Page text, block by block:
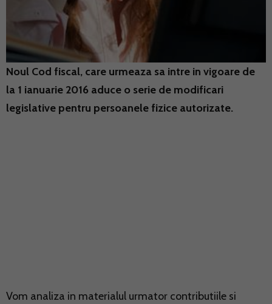
Noul Cod fiscal, care urmeaza sa intre in vigoare de
la 1 ianuarie 2016 aduce o serie de modificari
legislative pentru persoanele fizice autorizate.
Vom analiza in materialul urmator contributiile si